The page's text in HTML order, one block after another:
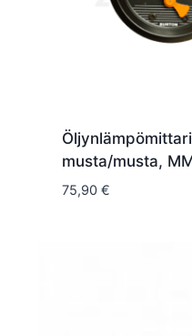
musta/musta,
75,90 €